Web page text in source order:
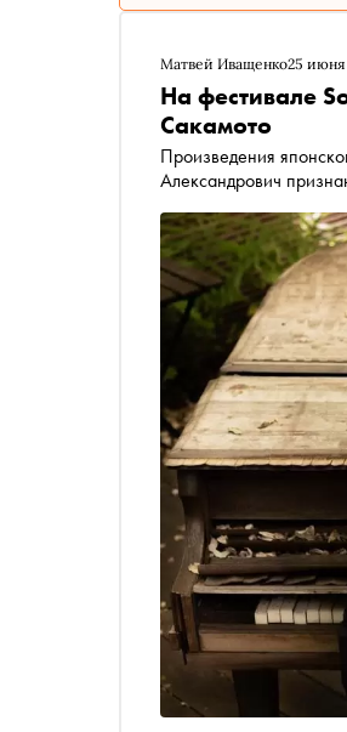
Матвей Иващенко25 июня
На фестивале
Сакамото
Произведения
Александрович